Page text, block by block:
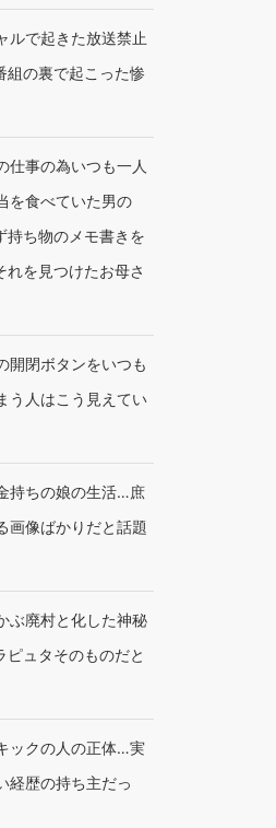
ルで起きた放送禁止
の裏で起こった惨
仕事の為いつも一人
を食べていた男の
ち物のメモ書きを
を見つけたお母さ
開閉ボタンをいつも
う人はこう見えてい
持ちの娘の生活…庶
画像ばかりだと話題
ぶ廃村と化した神秘
ュタそのものだと
ックの人の正体…実
経歴の持ち主だっ